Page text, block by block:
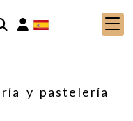
Identifícate
y pastelería